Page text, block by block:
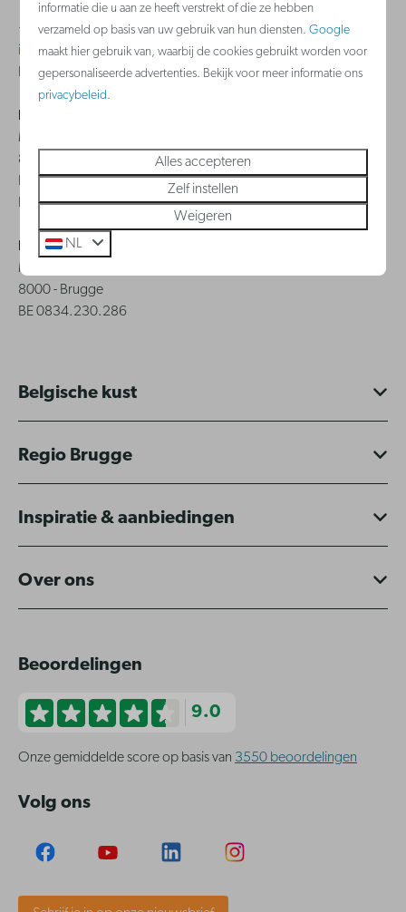
+32 (0)2 588 03 03
info@holidaysuites.nl
Bereikbaar van maandag tot en met zondag van 8u tot 22u.
Monnikenwerve 17-19
8000 - Brugge
BE 0644.384.658
BE 93.0017.7382.6367
Holiday Suites CVBA
Monnikenwerve 17-19
8000 - Brugge
BE 0834.230.286
Belgische kust
Regio Brugge
Inspiratie & aanbiedingen
Over ons
Beoordelingen
9.0
Onze gemiddelde score op basis van 3550 beoordelingen
Volg ons
informatie die u aan ze heeft verstrekt of die ze hebben
verzameld op basis van uw gebruik van hun diensten.Google
maakt hier gebruik van, waarbij de cookies gebruikt worden voor
gepersonaliseerde advertenties. Bekijk voor meer informatie ons
privacybeleid.
Alles accepteren
Zelf instellen
Weigeren
NL